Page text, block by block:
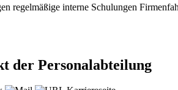
regelmäßige interne Schulungen
der Personalabteilung